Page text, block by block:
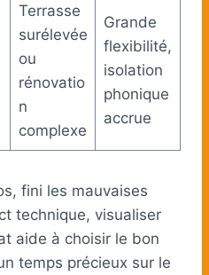
Terrasse
surélevée
ou
rénovatio
n
complexe
Grande
flexibilité,
isolation
phonique
accrue
fini les mauvaises
technique, visualiser
aide à choisir le bon
temps précieux sur le